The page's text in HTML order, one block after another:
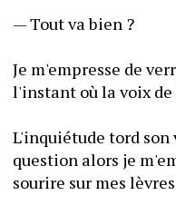
— Tout va bien ?
Je m'empresse de
l'instant où la voix de
L'inquiétude tord son
question alors je
sourire sur mes